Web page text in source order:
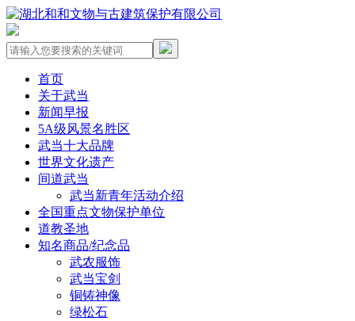
首页
关于武当
新闻早报
5A级风景名胜区
武当十大品牌
世界文化遗产
间道武当
武当新青年活动介绍
全国重点文物保护单位
道教圣地
知名商品/纪念品
武农服饰
武当宝剑
铜铸神像
绿松石